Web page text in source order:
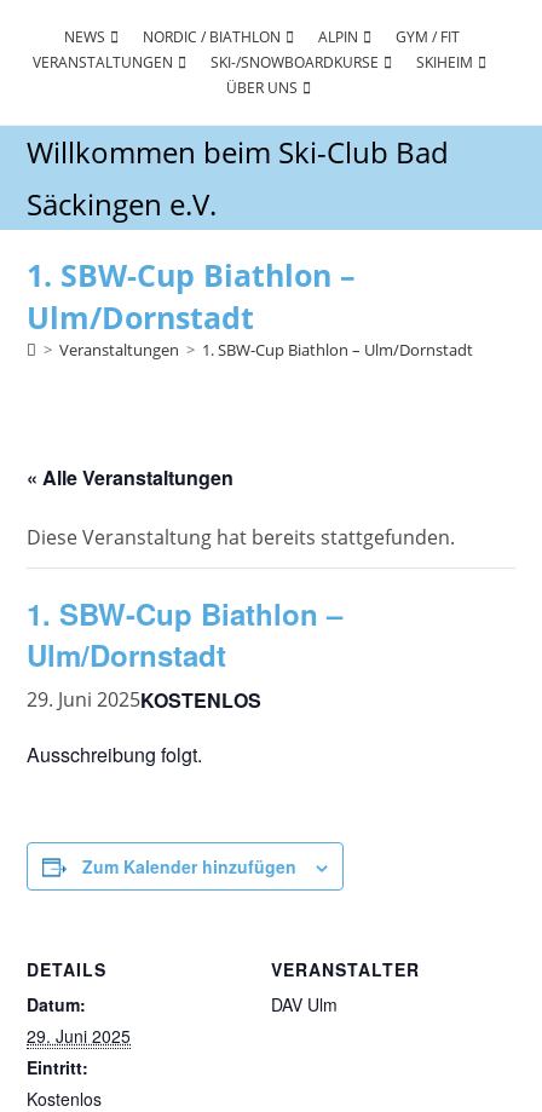
springen
NEWS NORDIC / BIATHLON ALPIN
GYM / FIT
VERANSTALTUNGEN
SKI-/SNOWBOARDKURSE
SKIHEIM
ÜBER UNS
Willkommen beim Ski-Club Bad
Säckingen e.V.
1. SBW-Cup Biathlon –
Ulm/Dornstadt
> Veranstaltungen > 1. SBW-Cup Biathlon – Ulm/Dornstadt
« Alle Veranstaltungen
Diese Veranstaltung hat bereits stattgefunden.
1. SBW-Cup Biathlon –
Ulm/Dornstadt
29. Juni 2025KOSTENLOS
Ausschreibung folgt.
Zum Kalender hinzufügen
DETAILS
Datum:
29. Juni 2025
Eintritt:
Kostenlos
VERANSTALTER
DAV Ulm